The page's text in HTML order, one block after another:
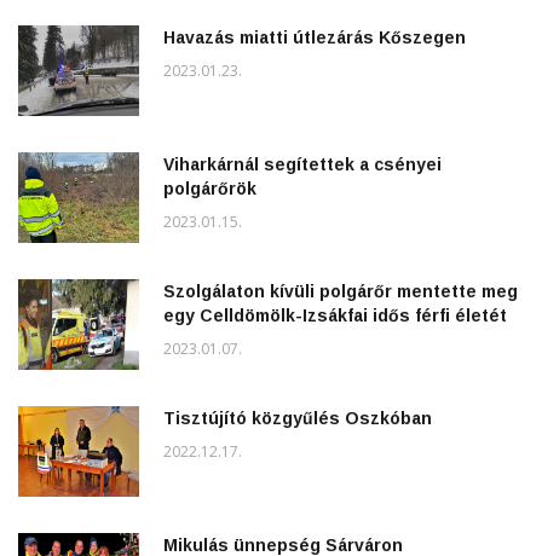
Havazás miatti útlezárás Kőszegen
2023.01.23.
Viharkárnál segítettek a csényei
polgárőrök
2023.01.15.
Szolgálaton kívüli polgárőr mentette meg
egy Celldömölk-Izsákfai idős férfi életét
2023.01.07.
Tisztújító közgyűlés Oszkóban
2022.12.17.
Mikulás ünnepség Sárváron